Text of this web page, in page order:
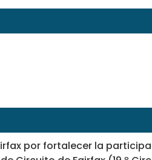
por fortalecer la